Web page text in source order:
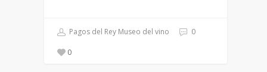
Pagos del Rey Museo del vino 0
0